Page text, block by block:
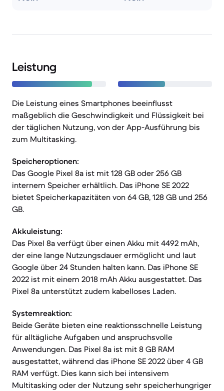
Leistung
Die Leistung eines Smartphones beeinflusst
maßgeblich die Geschwindigkeit und Flüssigkeit bei
der täglichen Nutzung, von der App-Ausführung bis
zum Multitasking.
Speicheroptionen:
Das Google Pixel 8a ist mit 128 GB oder 256 GB
internem Speicher erhältlich. Das iPhone SE 2022
bietet Speicherkapazitäten von 64 GB, 128 GB und 256
GB.
Akkuleistung:
Das Pixel 8a verfügt über einen Akku mit 4492 mAh,
der eine lange Nutzungsdauer ermöglicht und laut
Google über 24 Stunden halten kann. Das iPhone SE
2022 ist mit einem 2018 mAh Akku ausgestattet. Das
Pixel 8a unterstützt zudem kabelloses Laden.
Systemreaktion:
Beide Geräte bieten eine reaktionsschnelle Leistung
für alltägliche Aufgaben und anspruchsvolle
Anwendungen. Das Pixel 8a ist mit 8 GB RAM
ausgestattet, während das iPhone SE 2022 über 4 GB
RAM verfügt. Dies kann sich bei intensivem
Multitasking oder der Nutzung sehr speicherhungriger